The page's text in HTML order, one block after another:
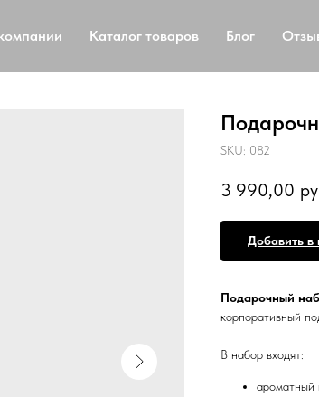
Каталог товаров Блог
SKU: 082
3 990,00
Добавить в
Подарочный
корпоративный
В набор входят:
ароматный